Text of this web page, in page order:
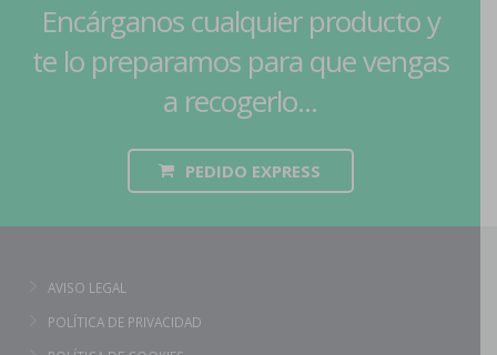
Encárganos cualquier producto y
te lo preparamos para que vengas
a recogerlo...
PEDIDO EXPRESS
AVISO LEGAL
POLÍTICA DE PRIVACIDAD